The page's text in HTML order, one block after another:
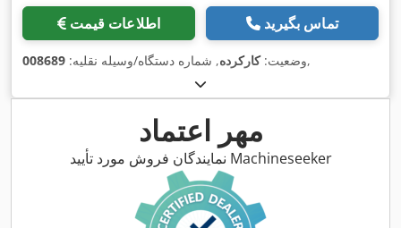
اطلاعات قیمت تماس بگیرید
وضعیت:کارکرده, شماره دستگاه/وسیله نقلیه: 008689 ,
مهر اعتماد
نمایندگان فروش مورد تأیید Machineseeker